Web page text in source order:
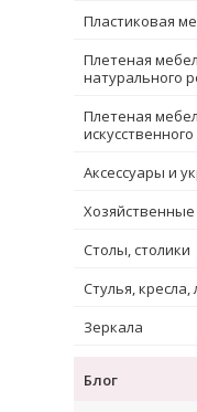
Пластиковая
Плетеная
натурального
Плетеная
Аксессуары и
Столы, столики
Стулья, кресла,
Зеркала
Блог